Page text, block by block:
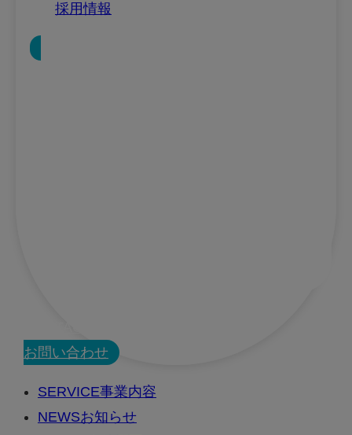
採用情報
お問い合わせ
SERVICE事業内容
NEWSお知らせ